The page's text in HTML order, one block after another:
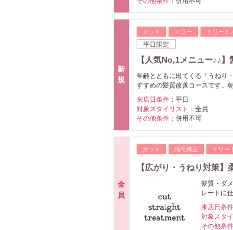
新
規
カット カラー トリート
平日限定
【人気No,1メニュー♪♪
年齢とともに出てくる「うねり
すすめの髪質改善コースです。
来店日条件： 平日
対象スタイリスト： 全員
その他条件： 併用不可
全
員
カット 縮毛矯正 トリー
【広がり・うねり対策
髪質・ダ
レートに
来店日条件
対象スタ
その他条件